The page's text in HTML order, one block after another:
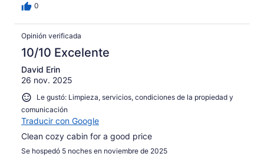
0
Opinión verificada
10/10 Excelente
David Erin
26 nov. 2025
Le gustó: Limpieza, servicios, condiciones de la propiedad y
comunicación
Traducir con Google
Clean cozy cabin for a good price
Se hospedó 5 noches en noviembre de 2025